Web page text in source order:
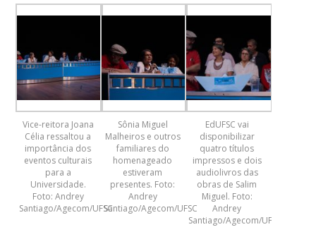
Vice-reitora Joana
Célia ressaltou a
importância dos
eventos culturais
para a
Universidade.
Foto: Andrey
Santiago/Agecom/UFSC
Sônia Miguel
Malheiros e outros
familiares do
homenageado
estiveram
presentes. Foto:
Andrey
Santiago/Agecom/UFSC
EdUFSC vai
disponibilizar
quatro títulos
impressos e dois
audiolivros das
obras de Salim
Miguel. Foto:
Andrey
Santiago/Agecom/UFSC